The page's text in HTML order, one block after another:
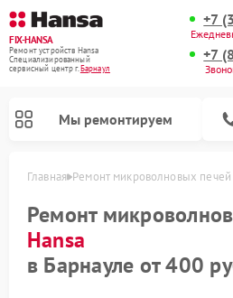
FIX-HANSA
Ремонт устройств Hansa
Специализированный
cервисный центр г.Барнаул
+7
+7
Мы ремонтируем
Главная Ремонт микроволновых печей
Ремонт
Hansa
в Барнауле от 400